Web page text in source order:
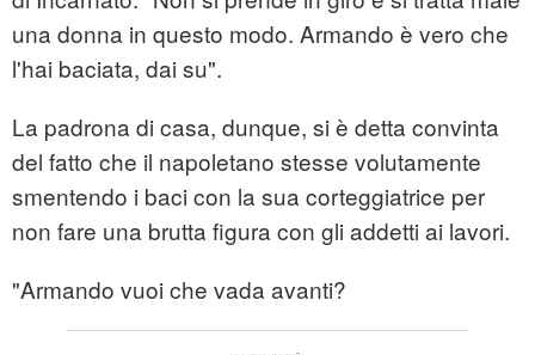
una donna in questo modo. Armando è vero che
l'hai baciata, dai su".
La padrona di casa, dunque, si è detta convinta
del fatto che il napoletano stesse volutamente
smentendo i baci con la sua corteggiatrice per
non fare una brutta figura con gli addetti ai lavori.
"Armando vuoi che vada avanti?